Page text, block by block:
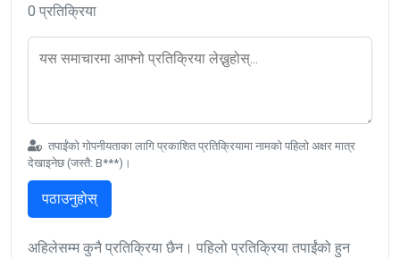
0 प्रतिक्रिया
तपाईंको गोपनीयताका लागि प्रकाशित प्रतिक्रियामा नामको पहिलो अक्षर मात्र
देखाइनेछ (जस्तै: B***)।
पठाउनुहोस्
अहिलेसम्म कुनै प्रतिक्रिया छैन। पहिलो प्रतिक्रिया तपाईंको हुन